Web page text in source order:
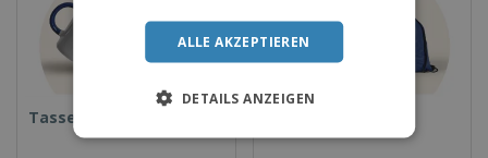
Tassen
ALLE AKZEPTIEREN
DETAILS ANZEIGEN